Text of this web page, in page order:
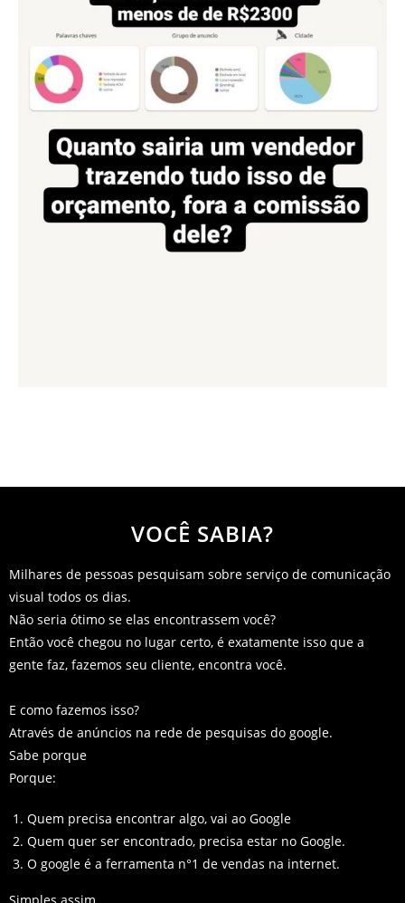
VOCÊ SABIA?
Milhares de pessoas pesquisam sobre serviço de comunicação
visual todos os dias.
Não seria ótimo se elas encontrassem você?
Então você chegou no lugar certo, é exatamente isso que a
gente faz, fazemos seu cliente, encontra você.
E como fazemos isso?
Através de anúncios na rede de pesquisas do google.
Sabe porque
Porque:
Quem precisa encontrar algo, vai ao Google
Quem quer ser encontrado, precisa estar no Google.
O google é a ferramenta n°1 de vendas na internet.